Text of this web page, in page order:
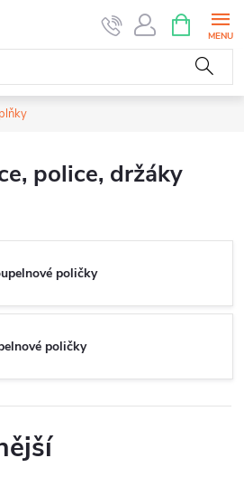
NÁKUPNÍ
KOŠÍK
police, držáky
poličky
poličky